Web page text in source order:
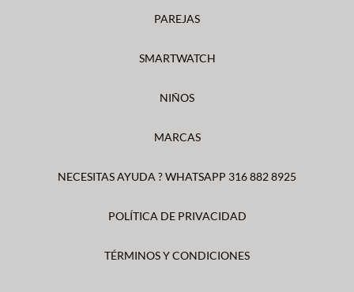
PAREJAS
SMARTWATCH
NIÑOS
MARCAS
NECESITAS AYUDA ? WHATSAPP 316 882 8925
POLÍTICA DE PRIVACIDAD
TÉRMINOS Y CONDICIONES